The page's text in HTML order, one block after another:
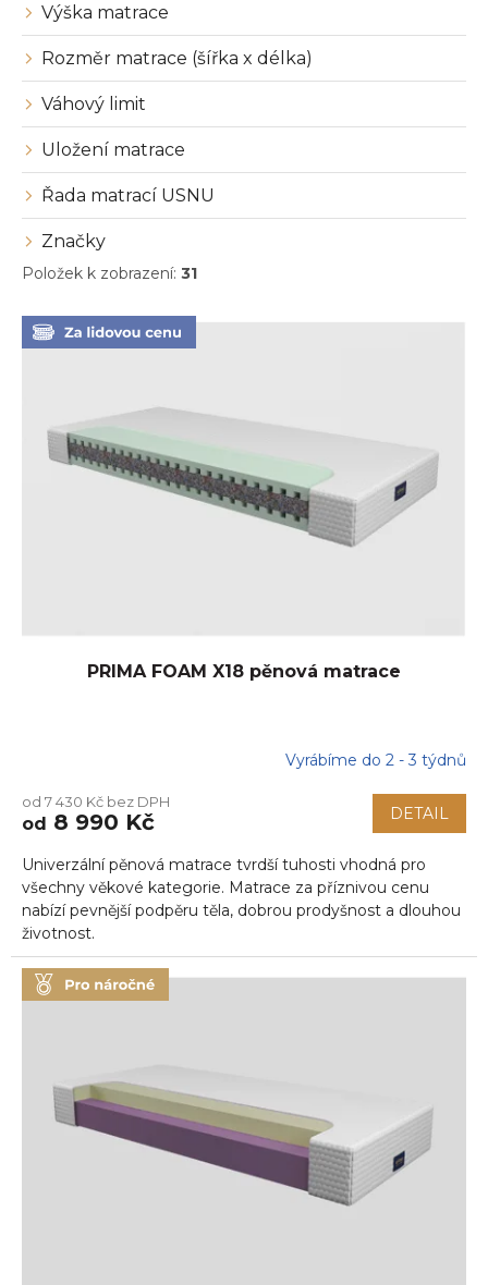
Značky
Rozměr matrace (šířka x délka)
Řada matrací USNU
Uložení matrace
Váhový limit
Výška matrace
Položek k zobrazení: 31
V
PRIMA FOAM X18 pěnová matrace
Vyrábíme do 2 - 3 týdnů
od 7 430 Kč bez DPH
od 8 990 Kč DETAIL
Univerzální pěnová matrace tvrdší tuhosti vhodná pro
všechny věkové kategorie. Matrace za příznivou cenu
nabízí pevnější podpěru těla, dobrou prodyšnost a dlouhou
životnost.